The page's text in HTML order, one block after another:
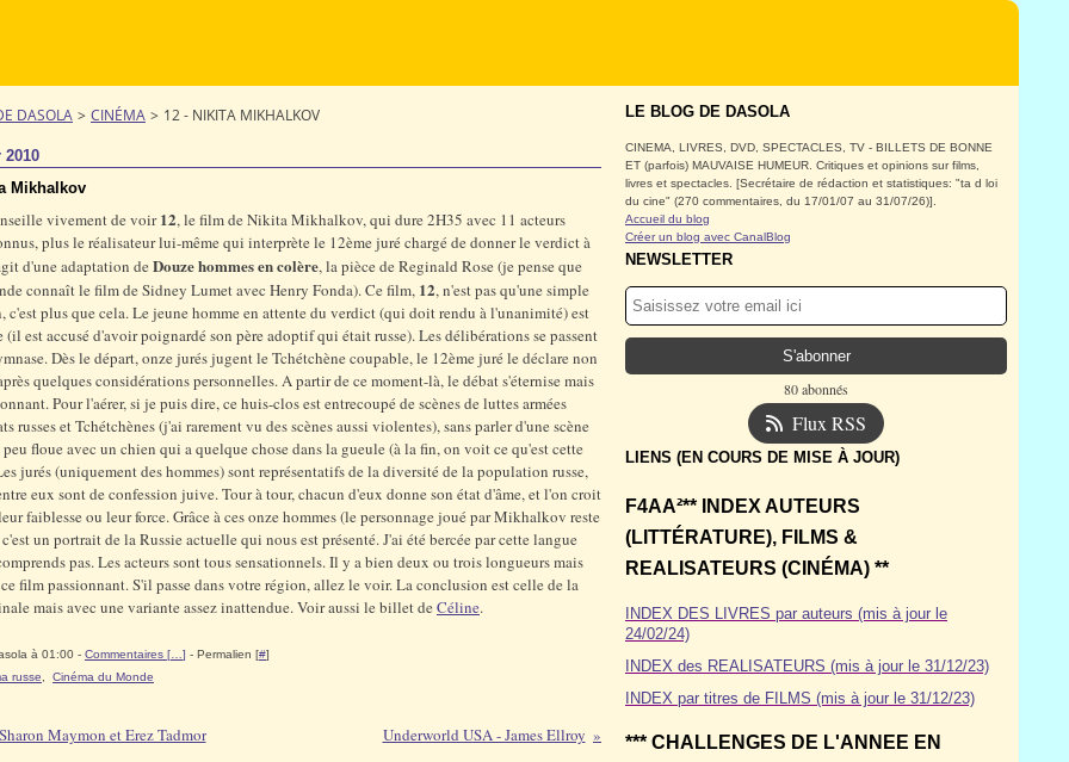
DASOLA > CINÉMA > 12 - NIKITA MIKHALKOV
2010
Mikhalkov
vivement de voir12, le film de Nikita Mikhalkov, qui dure 2H35 avec 11 acteurs
plus le réalisateur lui-même qui interprète le 12ème juré chargé de donner le verdict à
d'une adaptation de Douze hommes en colère, la pièce de Reginald Rose (je pense que
connaît le film de Sidney Lumet avec Henry Fonda). Ce film, 12, n'est pas qu'une simple
c'est plus que cela. Le jeune homme en attente du verdict (qui doit rendu à l'unanimité) est
(il est accusé d'avoir poignardé son père adoptif qui était russe). Les délibérations se passent
Dès le départ, onze jurés jugent le Tchétchène coupable, le 12ème juré le déclare non
quelques considérations personnelles. A partir de ce moment-là, le débat s'éternise mais
Pour l'aérer, si je puis dire, ce huis-clos est entrecoupé de scènes de luttes armées
russes et Tchétchènes (j'ai rarement vu des scènes aussi violentes), sans parler d'une scène
peu floue avec un chien qui a quelque chose dans la gueule (à la fin, on voit ce qu'est cette
jurés (uniquement des hommes) sont représentatifs de la diversité de la population russe,
eux sont de confession juive. Tour à tour, chacun d'eux donne son état d'âme, et l'on croit
faiblesse ou leur force. Grâce à ces onze hommes (le personnage joué par Mikhalkov reste
un portrait de la Russie actuelle qui nous est présenté. J'ai été bercée par cette langue
pas. Les acteurs sont tous sensationnels. Il y a bien deux ou trois longueurs mais
film passionnant. S'il passe dans votre région, allez le voir. La conclusion est celle de la
mais avec une variante assez inattendue. Voir aussi le billet de Céline.
à 01:00 - Commentaires [ ] - Permalien [#]
russe Cinéma du Monde
Maymon et Erez Tadmor Underworld USA - James Ellroy
LE BLOG DE DASOLA
CINEMA, LIVRES, DVD, SPECTACLES, TV - BILLETS DE BONNE
ET (parfois) MAUVAISE HUMEUR. Critiques et opinions sur films,
livres et spectacles. [Secrétaire de rédaction et statistiques: "ta d loi
du cine" (270 commentaires, du 17/01/07 au 31/07/26)].
Accueil du blog
Créer un blog avec CanalBlog
NEWSLETTER
80 abonnés
Flux RSS
LIENS (EN COURS DE MISE À JOUR)
F4AA²** INDEX AUTEURS
(LITTÉRATURE), FILMS &
REALISATEURS (CINÉMA) **
INDEX DES LIVRES par auteurs (mis à jour le
24/02/24)
INDEX des REALISATEURS (mis à jour le 31/12/23)
INDEX par titres de FILMS (mis à jour le 31/12/23)
*** CHALLENGES DE L'ANNEE EN